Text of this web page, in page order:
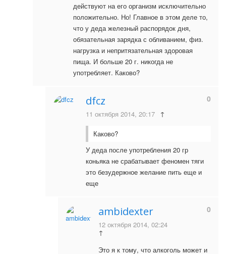
действуют на его организм исключительно
положительно. Но! Главное в этом деле то,
что у деда железный распорядок дня,
обязательная зарядка с обливанием, физ.
нагрузка и непритязательная здоровая
пища. И больше 20 г. никогда не
употребляет. Каково?
dfcz
11 октября 2014, 20:17 ↑
0
Каково?
У деда после употребления 20 гр
коньяка не срабатывает феномен тяги
это безудержное желание пить еще и
еще
ambidexter
12 октября 2014, 02:24
↑
0
Это я к тому, что алкоголь может и